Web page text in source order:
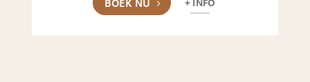
BOEK NU + INFO